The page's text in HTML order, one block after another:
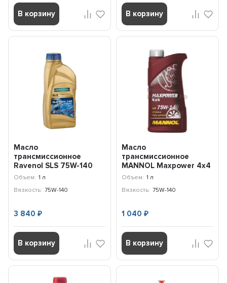
В корзину В корзину
Масло
трансмиссионное
Ravenol SLS 75W-140
(1л) 122111000101999
Объем: 1 л
Вязкость: 75W-140
3 840₽
В корзину
Масло
трансмиссионное
MANNOL Maxpower 4x4
75W-140 API GL 5 LS (1л)
Объем: 1 л
Вязкость: 75W-140
1 040 ₽
В корзину